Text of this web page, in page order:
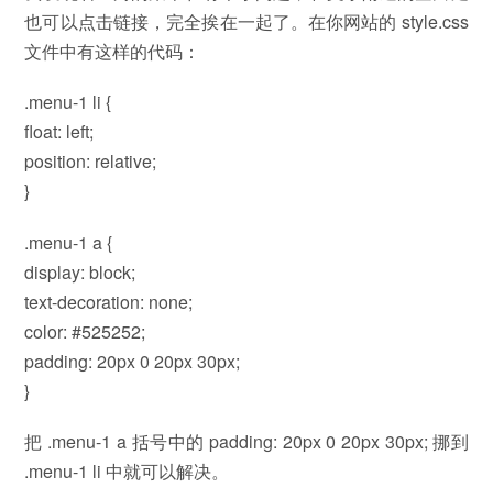
也可以点击链接，完全挨在一起了。在你网站的 style.css
文件中有这样的代码：
.menu-1 li {
float: left;
position: relative;
}
.menu-1 a {
display: block;
text-decoration: none;
color: #525252;
padding: 20px 0 20px 30px;
}
把 .menu-1 a 括号中的 padding: 20px 0 20px 30px; 挪到
.menu-1 li 中就可以解决。